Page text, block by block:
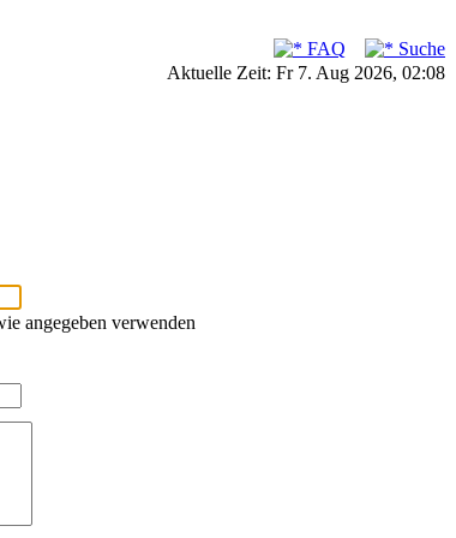
FAQ
Suche
Aktuelle Zeit: Fr 7. Aug 2026, 02:08
angegeben verwenden